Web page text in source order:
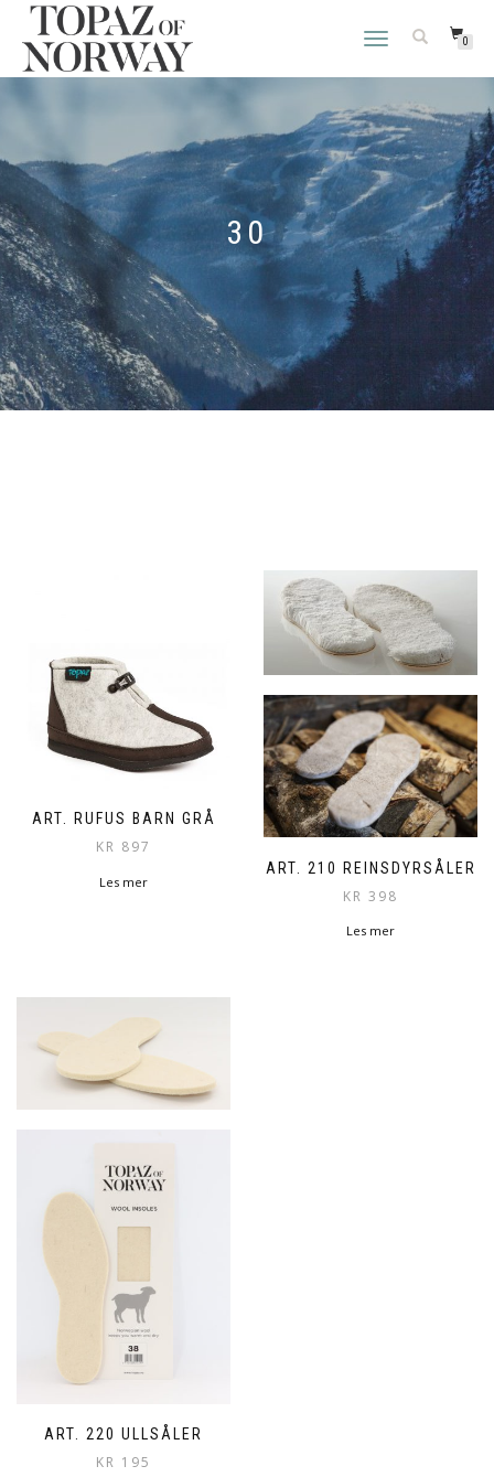
VEKSLE
0
30
ART. RUFUS BARN GRÅ
KR 897
Les mer
ART. 210 REINSDYRSÅLER
KR 398
Les mer
ART. 220 ULLSÅLER
KR 195